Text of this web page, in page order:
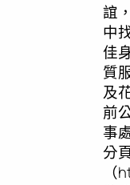
誼
中
佳
質
及
前
事
分